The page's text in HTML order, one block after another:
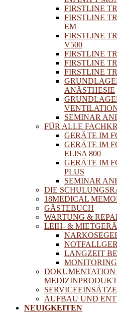
FIRSTLINE
FIRSTLINE
EM
FIRSTLINE
V500
FIRSTLINE
FIRSTLINE
FIRSTLINE
ANÄSTHESIE
SEMINAR
FÜR ALLE
GERÄTE IM
GERÄTE IM
ELISA 800
GERÄTE IM
PLUS
SEMINAR
DIE
18MEDICAL
GÄSTEBUCH
WARTUNG &
LEIH- &
LANGZEIT
DOKUMENTATION
AUFBAU UND
NEUIGKEITEN